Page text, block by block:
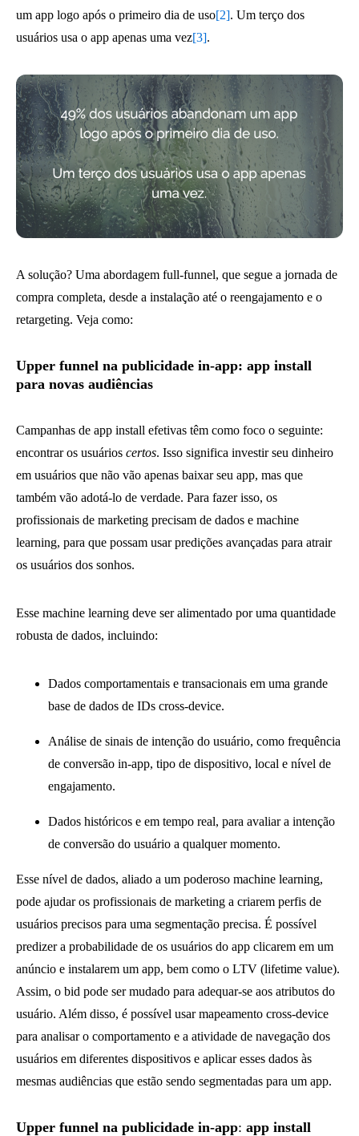
um app logo após o primeiro dia de uso[2]. Um terço dos
usuários usa o app apenas uma vez[3].
A solução? Uma abordagem full-funnel, que segue a jornada de
compra completa, desde a instalação até o reengajamento e o
retargeting. Veja como:
Upper funnel na publicidade in-app: app install
para novas audiências
Campanhas de app install efetivas têm como foco o seguinte:
encontrar os usuários certos. Isso significa investir seu dinheiro
em usuários que não vão apenas baixar seu app, mas que
também vão adotá-lo de verdade. Para fazer isso, os
profissionais de marketing precisam de dados e machine
learning, para que possam usar predições avançadas para atrair
os usuários dos sonhos.
Esse machine learning deve ser alimentado por uma quantidade
robusta de dados, incluindo:
Dados comportamentais e transacionais em uma grande
base de dados de IDs cross-device.
Análise de sinais de intenção do usuário, como frequência
de conversão in-app, tipo de dispositivo, local e nível de
engajamento.
Dados históricos e em tempo real, para avaliar a intenção
de conversão do usuário a qualquer momento.
Esse nível de dados, aliado a um poderoso machine learning,
pode ajudar os profissionais de marketing a criarem perfis de
usuários precisos para uma segmentação precisa. É possível
predizer a probabilidade de os usuários do app clicarem em um
anúncio e instalarem um app, bem como o LTV (lifetime value).
Assim, o bid pode ser mudado para adequar-se aos atributos do
usuário. Além disso, é possível usar mapeamento cross-device
para analisar o comportamento e a atividade de navegação dos
usuários em diferentes dispositivos e aplicar esses dados às
mesmas audiências que estão sendo segmentadas para um app.
Upper funnel na publicidade in-app: app install